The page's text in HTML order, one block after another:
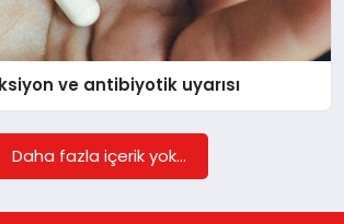
ve antibiyotik uyarısı
Daha fazla içerik yok...